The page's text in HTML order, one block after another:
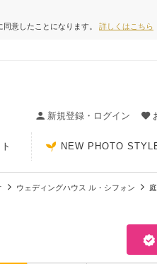
意したことになります。 詳しくはこちら
新規登録・ログイン
NEW PHOTO
ウェディングハウス ル・シフォン